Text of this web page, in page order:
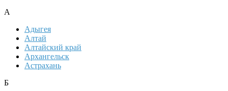
А
Адыгея
Алтай
Алтайский край
Архангельск
Астрахань
Б